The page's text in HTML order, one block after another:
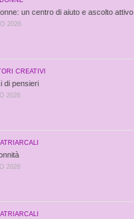
un centro di aiuto e ascolto attivo
2026
CREATIVI
di pensieri
2026
2026